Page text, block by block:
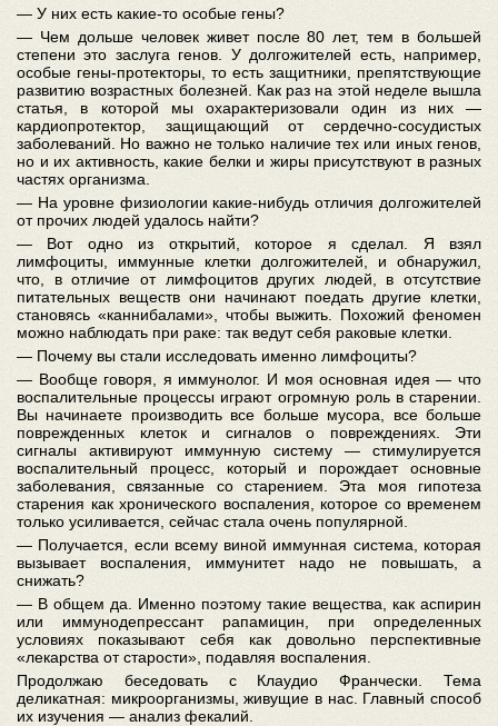
— У них есть какие-то особые гены?
— Чем дольше человек живет после 80 лет, тем в большей
степени это заслуга генов. У долгожителей есть, например,
особые гены-протекторы, то есть защитники, препятствующие
развитию возрастных болезней. Как раз на этой неделе вышла
статья, в которой мы охарактеризовали один из них —
кардиопротектор, защищающий от сердечно-сосудистых
заболеваний. Но важно не только наличие тех или иных генов,
но и их активность, какие белки и жиры присутствуют в разных
частях организма.
— На уровне физиологии какие-нибудь отличия долгожителей
от прочих людей удалось найти?
— Вот одно из открытий, которое я сделал. Я взял
лимфоциты, иммунные клетки долгожителей, и обнаружил,
что, в отличие от лимфоцитов других людей, в отсутствие
питательных веществ они начинают поедать другие клетки,
становясь «каннибалами», чтобы выжить. Похожий феномен
можно наблюдать при раке: так ведут себя раковые клетки.
— Почему вы стали исследовать именно лимфоциты?
— Вообще говоря, я иммунолог. И моя основная идея — что
воспалительные процессы играют огромную роль в старении.
Вы начинаете производить все больше мусора, все больше
поврежденных клеток и сигналов о повреждениях. Эти
сигналы активируют иммунную систему — стимулируется
воспалительный процесс, который и порождает основные
заболевания, связанные со старением. Эта моя гипотеза
старения как хронического воспаления, которое со временем
только усиливается, сейчас стала очень популярной.
— Получается, если всему виной иммунная система, которая
вызывает воспаления, иммунитет надо не повышать, а
снижать?
— В общем да. Именно поэтому такие вещества, как аспирин
или иммунодепрессант рапамицин, при определенных
условиях показывают себя как довольно перспективные
«лекарства от старости», подавляя воспаления.
Продолжаю беседовать с Клаудио Франчески. Тема
деликатная: микроорганизмы, живущие в нас. Главный способ
их изучения — анализ фекалий.